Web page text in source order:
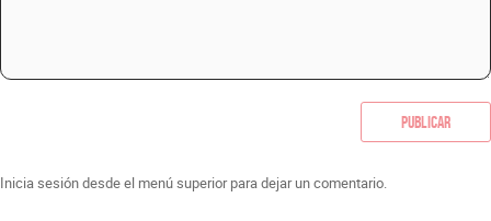
Publicar
Inicia sesión desde el menú superior para dejar un comentario.